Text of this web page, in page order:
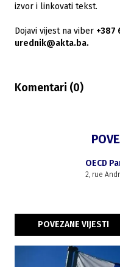
izvor i linkovati tekst.
Dojavi vijest na viber +387
urednik@akta.ba.
Komentari (0)
OECD
2, rue
POVEZANE VIJESTI